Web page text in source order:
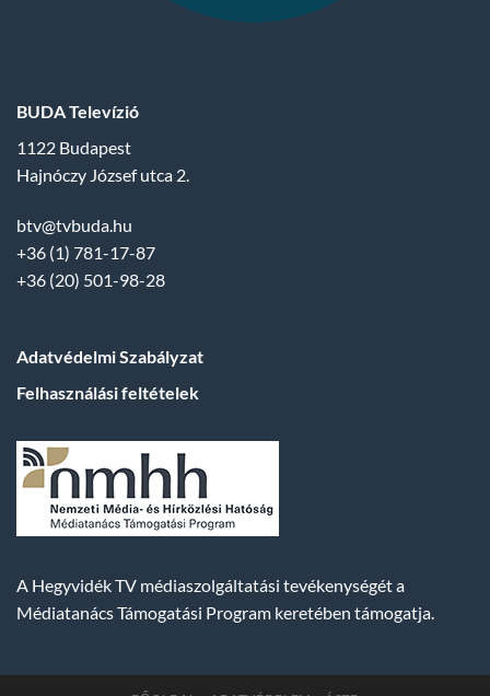
BUDA Televízió
1122 Budapest
Hajnóczy József utca 2.
btv@tvbuda.hu
+36 (1) 781-17-87
+36 (20) 501-98-28
Adatvédelmi Szabályzat
Felhasználási feltételek
A Hegyvidék TV médiaszolgáltatási tevékenységét a
Médiatanács Támogatási Program keretében támogatja.